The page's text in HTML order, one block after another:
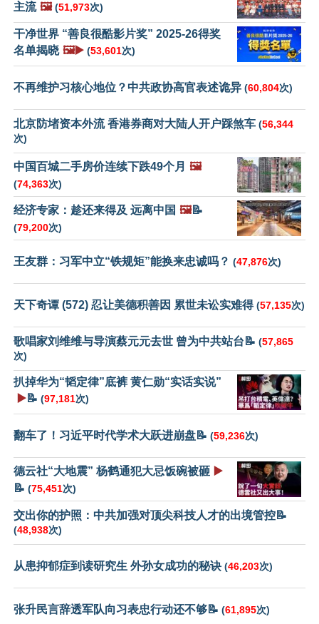
主流 🖼️ (51,973次)
干净世界 “善良很酷影片奖” 2025-26得奖
名单揭晓 🖼️▶️ (53,601次)
不再维护习核心地位？中共政协高官表述诡异 (60,804次)
北京防堵资本外流 香港券商对大陆人开户踩煞车 (56,344
次)
中国百城二手房价连续下跌49个月 🖼️
(74,363次)
经济专家：趁还来得及 远离中国 🖼️📝
(79,200次)
王友群：习军中立“铁规矩”能换来忠诚吗？ (47,876次)
天下奇谭 (572) 忍让美德积善因 累世未讼实难得(57,135次)
歌唱家刘维维与导演蔡元元去世 曾为中共站台📝 (57,865
次)
扒掉华为“韬定律”底裤 黄仁勋“实话实说”
▶️📝 (97,181次)
翻车了！习近平时代学术大跃进崩盘📝 (59,236次)
德云社“大地震” 杨鹤通犯大忌饭碗被砸 ▶️
📝 (75,451次)
交出你的护照：中共加强对顶尖科技人才的出境管控📝
(48,938次)
从患抑郁症到读研究生 外孙女成功的秘诀 (46,203次)
张升民言辞透军队向习表忠行动还不够📝 (61,895次)